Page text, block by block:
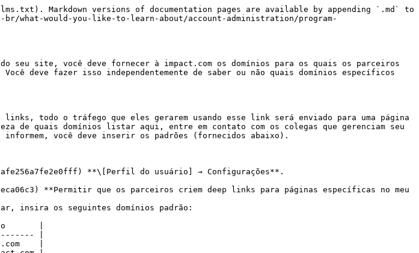
Markdown versions of documentation pages are available by appending `.md` to
what-would-you-like-to-learn-about/account-administration/program-
seu site, você deve fornecer à impact.com os domínios para os quais os parceiros
deve fazer isso independentemente de saber ou não quais domínios específicos
links, todo o tráfego que eles gerarem usando esse link será enviado para uma página
de quais domínios listar aqui, entre em contato com os colegas que gerenciam seu
você deve inserir os padrões (fornecidos abaixo).
**\[Perfil do usuário] → Configurações**.
**Permitir que os parceiros criem deep links para páginas específicas no meu
insira os seguintes domínios padrão: